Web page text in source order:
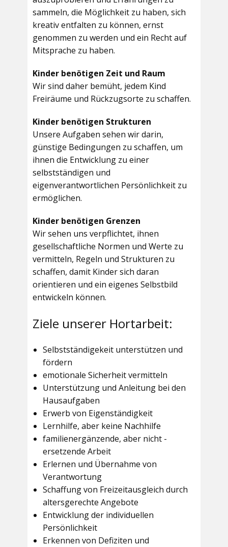
sammeln, die Möglichkeit zu haben, sich
kreativ entfalten zu können, ernst
genommen zu werden und ein Recht auf
Mitsprache zu haben.
Kinder benötigen Zeit und Raum
Wir sind daher bemüht, jedem Kind
Freiräume und Rückzugsorte zu schaffen.
Kinder benötigen Strukturen
Unsere Aufgaben sehen wir darin,
günstige Bedingungen zu schaffen, um
ihnen die Entwicklung zu einer
selbstständigen und
eigenverantwortlichen Persönlichkeit zu
ermöglichen.
Kinder benötigen Grenzen
Wir sehen uns verpflichtet, ihnen
gesellschaftliche Normen und Werte zu
vermitteln, Regeln und Strukturen zu
schaffen, damit Kinder sich daran
orientieren und ein eigenes Selbstbild
entwickeln können.
Ziele unserer Hortarbeit:
Selbstständigekeit unterstützen und
fördern
emotionale Sicherheit vermitteln
Unterstützung und Anleitung bei den
Hausaufgaben
Erwerb von Eigenständigkeit
Lernhilfe, aber keine Nachhilfe
familienergänzende, aber nicht -
ersetzende Arbeit
Erlernen und Übernahme von
Verantwortung
Schaffung von Freizeitausgleich durch
altersgerechte Angebote
Entwicklung der individuellen
Persönlichkeit
Erkennen von Defiziten und